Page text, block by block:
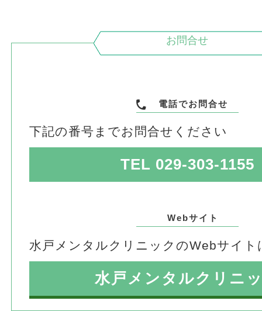
お問合せ
電話でお問合せ
下記の番号までお問合せください
TEL 029-303-1155
Webサイト
水戸メンタルクリニックのWebサイト
水戸メンタルクリニ